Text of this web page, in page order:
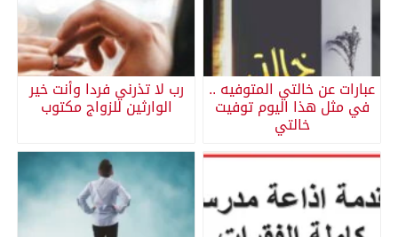
عبارات عن خالتي المتوفيه ..
في مثل هذا اليوم توفيت
خالتي
رب لا تذرني فردا وأنت خير
الوارثين للزواج مكتوب